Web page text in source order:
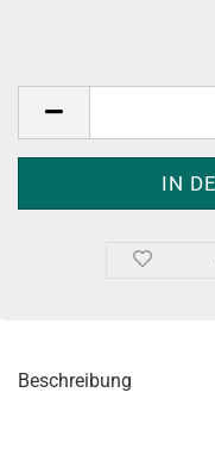
Beschreibung